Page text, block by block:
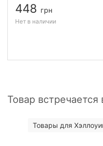
448 грн
Нет в наличии
Товар встречается
Товары для